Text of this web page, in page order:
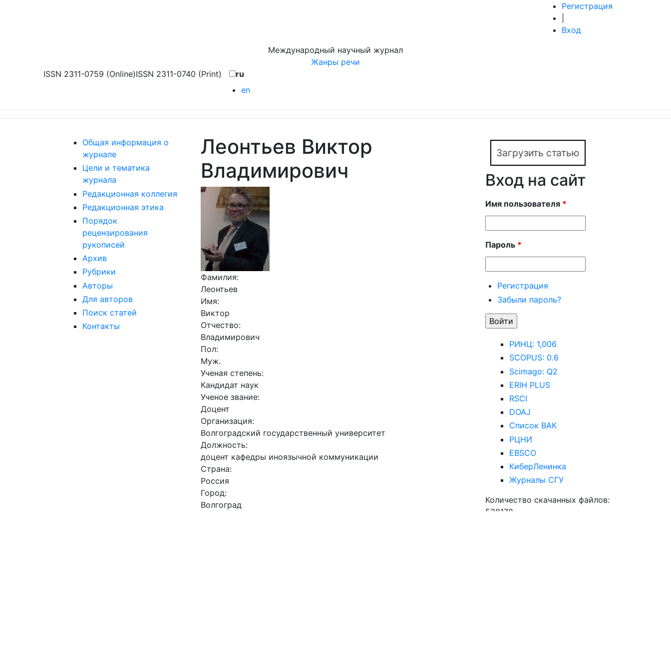
Регистрация
Вход
Международный научный журнал
Жанры речи
ISSN 2311-0759 (Online)ISSN 2311-0740 (Print)
ru
en
Общая информация о
журнале
Цели и тематика
журнала
Редакционная коллегия
Редакционная этика
Порядок
рецензирования
рукописей
Архив
Рубрики
Авторы
Для авторов
Поиск статей
Контакты
Леонтьев Виктор
Владимирович
Фамилия:
Леонтьев
Имя:
Виктор
Отчество:
Владимирович
Пол:
Муж.
Ученая степень:
Кандидат наук
Ученое звание:
Доцент
Организация:
Волгоградский государственный университет
Должность:
доцент кафедры иноязычной коммуникации
Страна:
Россия
Город:
Волгоград
Загрузить статью
Вход на сайт
Имя пользователя *
Пароль *
Регистрация
Забыли пароль?
РИНЦ: 1,006
SCOPUS: 0.6
Scimago: Q2
ERIH PLUS
RSCI
DOAJ
Список ВАК
РЦНИ
EBSCO
КиберЛенинка
Журналы СГУ
Количество скачанных файлов:
538178